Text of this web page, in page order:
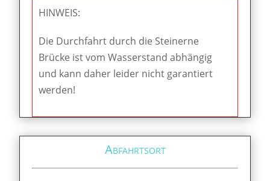
HINWEIS:
Die Durchfahrt durch die Steinerne
Brücke ist vom Wasserstand abhängig
und kann daher leider nicht garantiert
werden!
Abfahrtsort